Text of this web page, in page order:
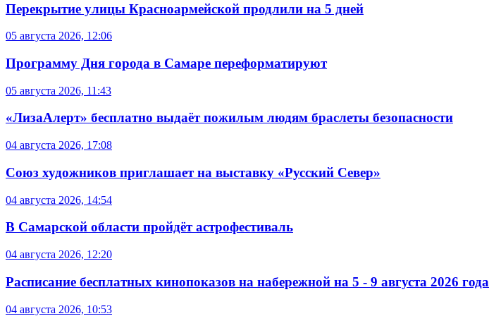
Перекрытие улицы Красноармейской продлили на 5 дней
05 августа 2026, 12:06
Программу Дня города в Самаре переформатируют
05 августа 2026, 11:43
«ЛизаАлерт» бесплатно выдаёт пожилым людям браслеты безопасности
04 августа 2026, 17:08
Союз художников приглашает на выставку «Русский Север»
04 августа 2026, 14:54
В Самарской области пройдёт астрофестиваль
04 августа 2026, 12:20
Расписание бесплатных кинопоказов на набережной на 5 - 9 августа 2026 года
04 августа 2026, 10:53